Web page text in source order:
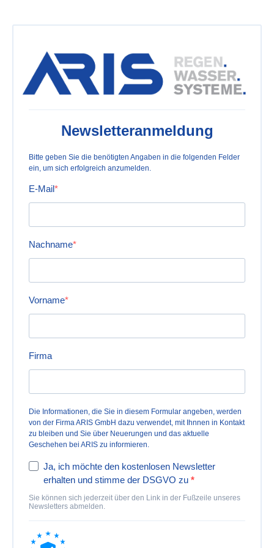
Newsletteranmeldung
Bitte geben Sie die benötigten Angaben in die folgenden Felder
ein, um sich erfolgreich anzumelden.
E-Mail
Nachname
Vorname
Firma
Die Informationen, die Sie in diesem Formular angeben, werden
von der Firma ARIS GmbH dazu verwendet, mit Ihnnen in Kontakt
zu bleiben und Sie über Neuerungen und das aktuelle
Geschehen bei ARIS zu informieren.
Ja, ich möchte den kostenlosen Newsletter
erhalten und stimme der DSGVO zu
Sie können sich jederzeit über den Link in der Fußzeile unseres
Newsletters abmelden.